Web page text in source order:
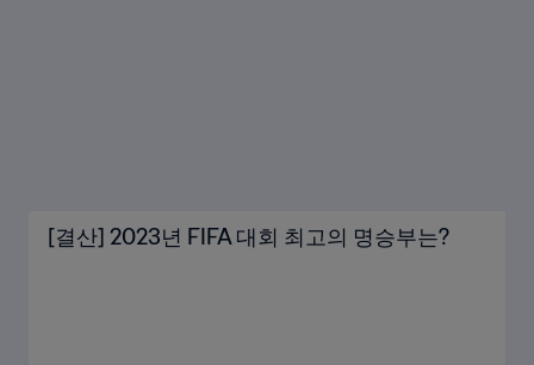
[결산] 2023년 FIFA 대회 최고의 명승부는?